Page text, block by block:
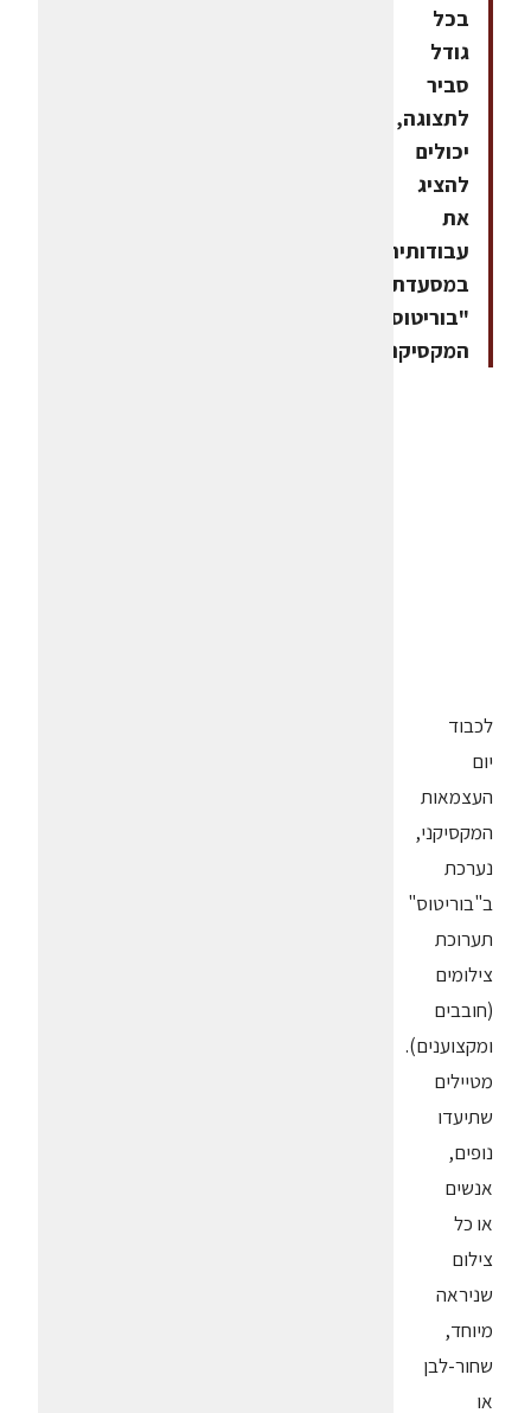
בכל
גודל
סביר
לתצוגה,
יכולים
להציג
את
עבודותיהם
במסעדת
"בוריטוס"
המקסיקנית
לכבוד
יום
העצמאות
המקסיקני,
נערכת
ב"בוריטוס"
תערוכת
צילומים
(חובבים
ומקצוענים).
מטיילים
שתיעדו
נופים,
אנשים
או כל
צילום
שניראה
מיוחד,
שחור-לבן
או